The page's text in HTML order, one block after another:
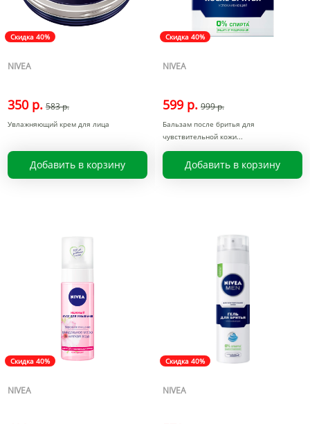
Скидка 40%
NIVEA
350 р. 583 р.
Увлажняющий крем для лица
Добавить в корзину
Скидка 40%
NIVEA
599 р. 999 р.
Бальзам после бритья для
чувствительной кожи
Добавить в корзину
Скидка 40%
NIVEA
Скидка 40%
NIVEA